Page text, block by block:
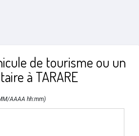
de tourisme ou un
à TARARE
AAAA hh:mm)